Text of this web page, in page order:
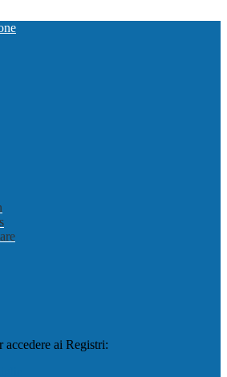
accedere ai Registri: